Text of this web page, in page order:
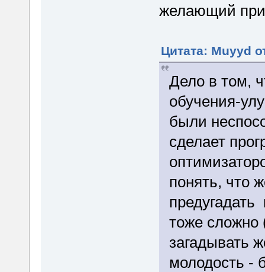
желающий
Цитата: Muyyd
Дело в том,
обучения-
были
сделает
понять, что
предугадать
тоже сложно
загадывать
молодость -